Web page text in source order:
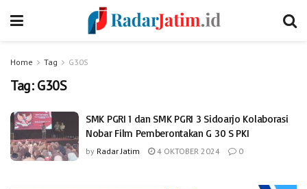
Home Tag G30S
Tag:G30S
SMK PGRI 1 dan SMK PGRI 3 Sidoarjo Kolaborasi
Nobar Film Pemberontakan G 30 S PKI
by Radar Jatim 4 OKTOBER 2024 0